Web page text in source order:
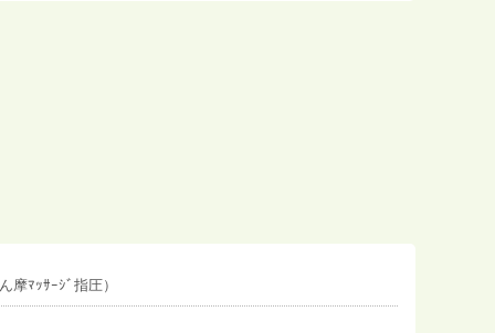
ﾏｯｻｰｼﾞ指圧）